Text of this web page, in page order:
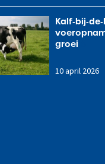
groei
10 april 2026